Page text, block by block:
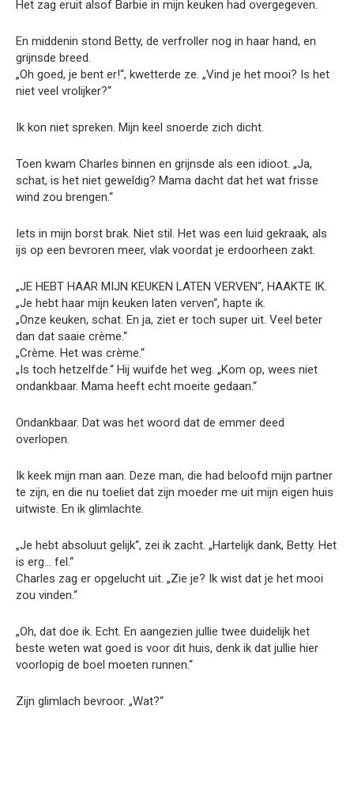
Het zag eruit alsof Barbie in mijn keuken had overgegeven.
En middenin stond Betty, de verfroller nog in haar hand, en
grijnsde breed.
„Oh goed, je bent er!“, kwetterde ze. „Vind je het mooi? Is het
niet veel vrolijker?“
Ik kon niet spreken. Mijn keel snoerde zich dicht.
Toen kwam Charles binnen en grijnsde als een idioot. „Ja,
schat, is het niet geweldig? Mama dacht dat het wat frisse
wind zou brengen.“
Iets in mijn borst brak. Niet stil. Het was een luid gekraak, als
ijs op een bevroren meer, vlak voordat je erdoorheen zakt.
„JE HEBT HAAR MIJN KEUKEN LATEN VERVEN“, HAAKTE IK.
„Je hebt haar mijn keuken laten verven“, hapte ik.
„Onze keuken, schat. En ja, ziet er toch super uit. Veel beter
dan dat saaie crème.“
„Crème. Het was crème.“
„Is toch hetzelfde.“ Hij wuifde het weg. „Kom op, wees niet
ondankbaar. Mama heeft echt moeite gedaan.“
Ondankbaar. Dat was het woord dat de emmer deed
overlopen.
Ik keek mijn man aan. Deze man, die had beloofd mijn partner
te zijn, en die nu toeliet dat zijn moeder me uit mijn eigen huis
uitwiste. En ik glimlachte.
„Je hebt absoluut gelijk“, zei ik zacht. „Hartelijk dank, Betty. Het
is erg… fel.“
Charles zag er opgelucht uit. „Zie je? Ik wist dat je het mooi
zou vinden.“
„Oh, dat doe ik. Echt. En aangezien jullie twee duidelijk het
beste weten wat goed is voor dit huis, denk ik dat jullie hier
voorlopig de boel moeten runnen.“
Zijn glimlach bevroor. „Wat?“